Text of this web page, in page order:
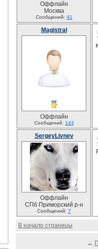
Оффлайн
Москва
Сообщений: 41
Magistral
Оффлайн
Сообщений: 143
SergeyLivnev
Оффлайн
СПб Приморский р-н
Сообщений: 7
В начало страницы
←